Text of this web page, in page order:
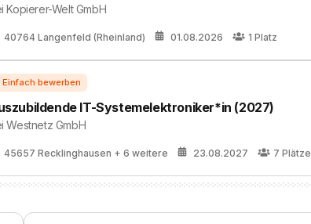
Kopierer-Welt GmbH
40764 Langenfeld (Rheinland) 01.08.2026 1 Platz
IT-Systemelektroniker*in (2027)
Westnetz GmbH
45657 Recklinghausen + 6 weitere 23.08.2027 7 Plätze